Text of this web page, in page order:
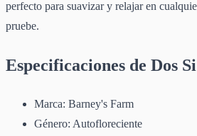
perfecto para suavizar y relajar en
pruebe.
Especificaciones de Dos
Marca: Barney's Farm
Género: Autofloreciente